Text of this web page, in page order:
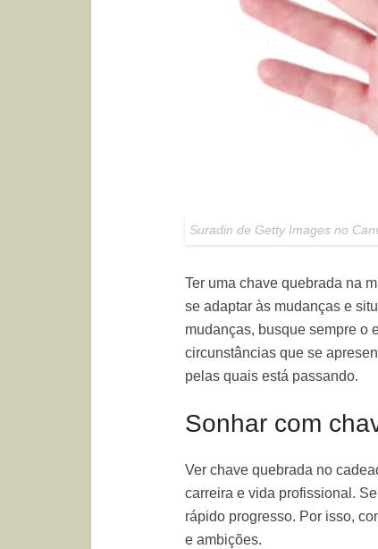
Suradin de Getty Images no
Ter uma chave quebrada na
se adaptar às mudanças e
mudanças, busque sempre o
circunstâncias que se
pelas quais está passando.
Sonhar com
Ver chave quebrada no
carreira e vida profissional.
rápido progresso. Por isso,
e ambições.